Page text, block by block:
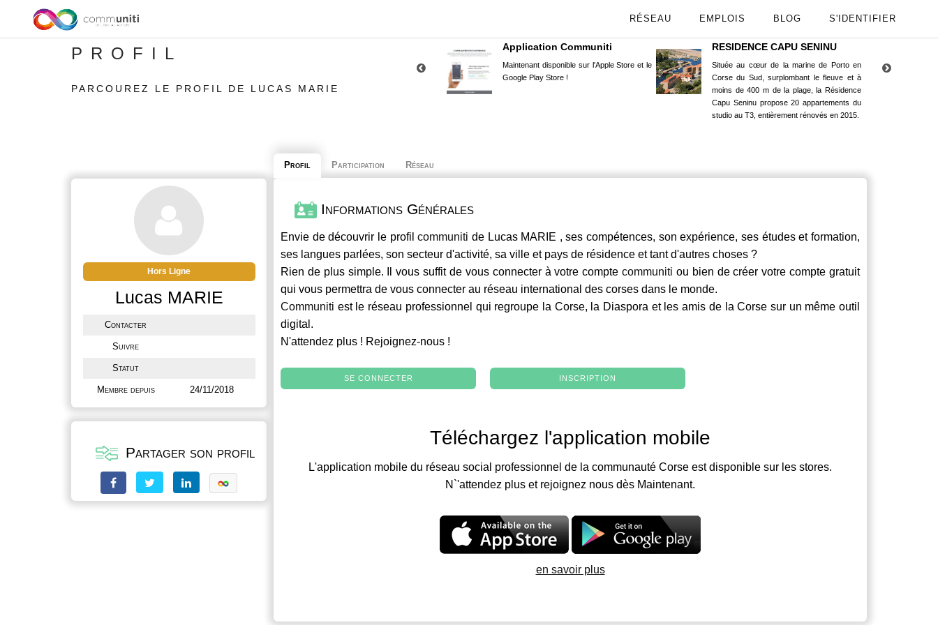
RÉSEAU EMPLOIS BLOG S'IDENTIFIER
PROFIL
PARCOUREZ LE PROFIL DE LUCAS MARIE
Application Communiti
Maintenant disponible sur l'Apple Store et le
Google Play Store !
RESIDENCE CAPU SENINU
Située au cœur de la marine de Porto en
Corse du Sud, surplombant le fleuve et à
moins de 400 m de la plage, la Résidence
Capu Seninu propose 20 appartements du
studio au T3, entièrement rénovés en 2015.
Hors Ligne
Lucas MARIE
Contacter
Suivre
Statut
Membre depuis 24/11/2018
Partager son profil
Profil Participation Réseau
Informations Générales
Envie de découvrir le profilcommuniti de Lucas MARIE , ses compétences, son expérience, ses études et formation,
ses langues parlées, son secteur d'activité, sa ville et pays de résidence et tant d'autres choses ?
Rien de plus simple. Il vous suffit de vous connecter à votre comptecommuniti ou bien de créer votre compte gratuit
qui vous permettra de vous connecter au réseau international des corses dans le monde.
Communiti est le réseau professionnel qui regroupe la Corse, la Diaspora et les amis de la Corse sur un même outil
digital.
N'attendez plus ! Rejoignez-nous !
SE CONNECTER INSCRIPTION
Téléchargez l'application mobile
L'application mobile du réseau social professionnel de la communauté Corse est disponible sur les stores.
N`'attendez plus et rejoignez nous dès Maintenant.
en savoir plus